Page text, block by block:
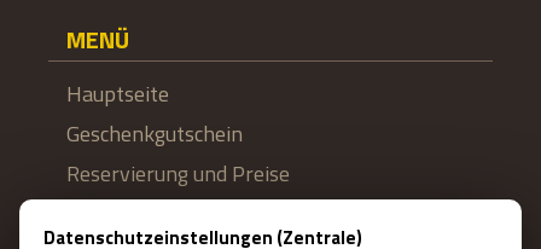
MENÜ
Hauptseite
Geschenkgutschein
Reservierung und Preise